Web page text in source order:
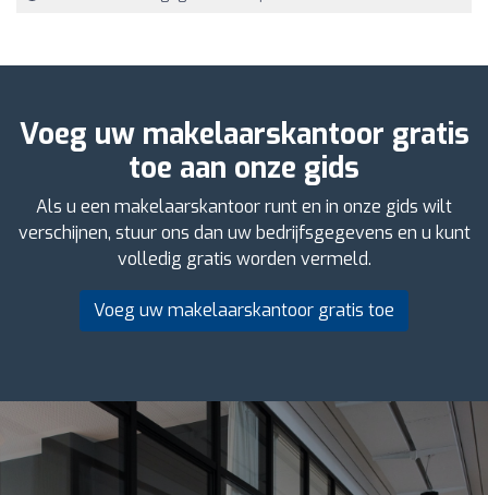
Voeg uw makelaarskantoor gratis
toe aan onze gids
Als u een makelaarskantoor runt en in onze gids wilt
verschijnen, stuur ons dan uw bedrijfsgegevens en u kunt
volledig gratis worden vermeld.
Voeg uw makelaarskantoor gratis toe